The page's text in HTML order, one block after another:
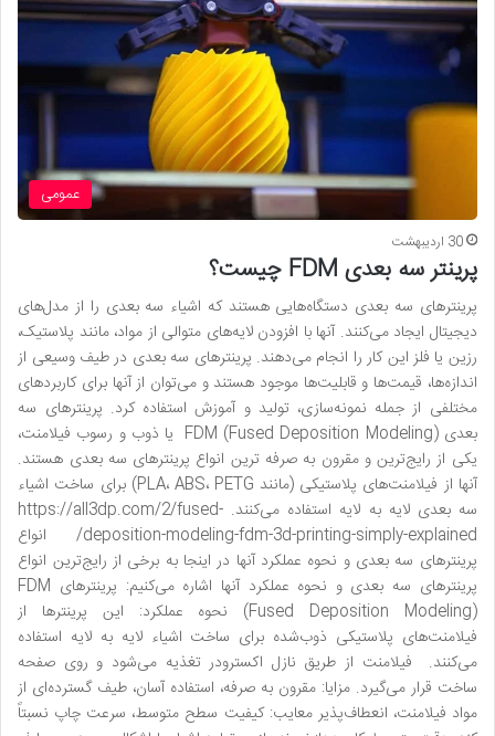
عمومی
30 اردیبهشت
پرینتر سه بعدی FDM چیست؟
پرینترهای سه بعدی دستگاه‌هایی هستند که اشیاء سه بعدی را از مدل‌های
دیجیتال ایجاد می‌کنند. آنها با افزودن لایه‌های متوالی از مواد، مانند پلاستیک،
رزین یا فلز این کار را انجام می‌دهند. پرینترهای سه بعدی در طیف وسیعی از
اندازه‌ها، قیمت‌ها و قابلیت‌ها موجود هستند و می‌توان از آنها برای کاربردهای
مختلفی از جمله نمونه‌سازی، تولید و آموزش استفاده کرد. پرینترهای سه
بعدی FDM (Fused Deposition Modeling) یا ذوب و رسوب فیلامنت،
یکی از رایج‌ترین و مقرون به صرفه ترین انواع پرینترهای سه بعدی هستند.
آنها از فیلامنت‌های پلاستیکی (مانند PLA، ABS، PETG) برای ساخت اشیاء
سه بعدی لایه به لایه استفاده می‌کنند. https://all3dp.com/2/fused-
deposition-modeling-fdm-3d-printing-simply-explained/ انواع
پرینترهای سه بعدی و نحوه عملکرد آنها در اینجا به برخی از رایج‌ترین انواع
پرینترهای سه بعدی و نحوه عملکرد آنها اشاره می‌کنیم: پرینترهای FDM
(Fused Deposition Modeling) نحوه عملکرد: این پرینترها از
فیلامنت‌های پلاستیکی ذوب‌شده برای ساخت اشیاء لایه به لایه استفاده
می‌کنند. فیلامنت از طریق نازل اکسترودر تغذیه می‌شود و روی صفحه
ساخت قرار می‌گیرد. مزایا: مقرون به صرفه، استفاده آسان، طیف گسترده‌ای از
مواد فیلامنت، انعطاف‌پذیر معایب: کیفیت سطح متوسط، سرعت چاپ نسبتاً